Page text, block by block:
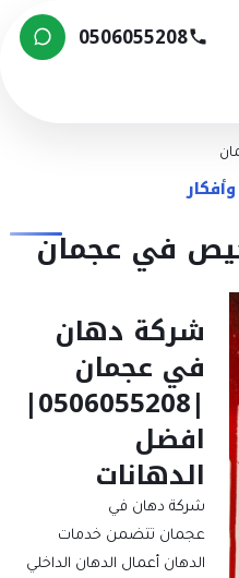
0506055208
في عجمان
شركة دهان
في عجمان
|0506055208|
افضل
الدهانات
شركة دهان في
عجمان تتضمن خدمات
الدهان أعمال الدهان الداخلي